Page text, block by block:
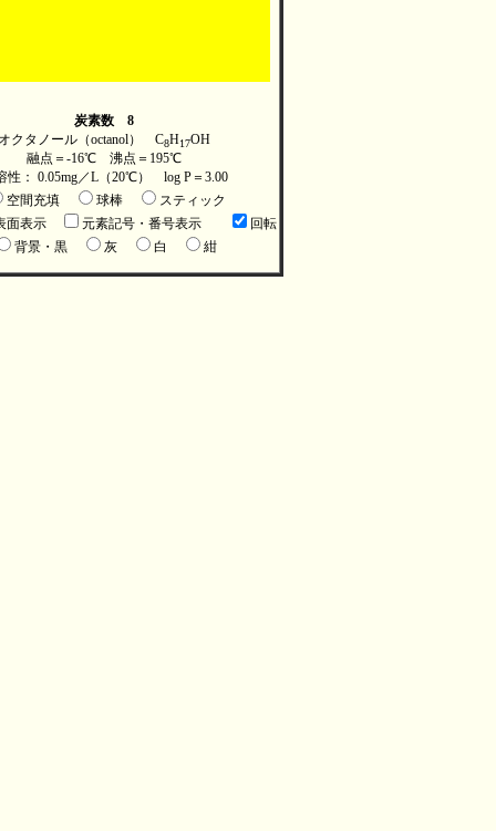
炭素数 8
オクタノール（octanol） C8H17OH
融点＝-16℃ 沸点＝195℃
性： 0.05mg／L（20℃） log P＝3.00
空間充填
球棒
スティック
面表示
元素記号・番号表示
回転
背景・黒
灰 白 紺